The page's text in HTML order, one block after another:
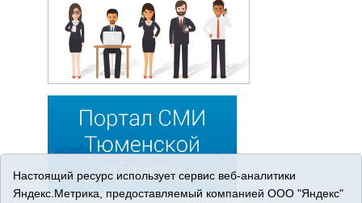
Настоящий ресурс использует сервис веб-аналитики
Яндекс.Метрика, предоставляемый компанией ООО "Яндекс"